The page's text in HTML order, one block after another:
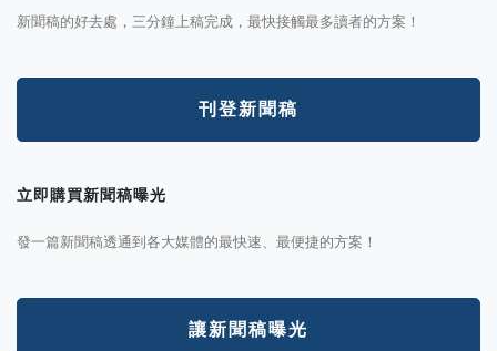
新聞稿的好去處，三分鐘上稿完成，最快接觸最多讀者的方案！
刊登新聞稿
立即購買新聞稿曝光
發一篇新聞稿透通到各大媒體的最快速、最便捷的方案！
讓新聞稿曝光